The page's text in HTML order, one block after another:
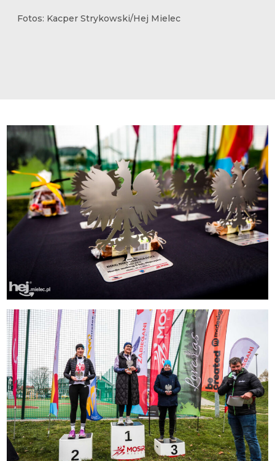
Fotos: Kacper Strykowski/Hej Mielec